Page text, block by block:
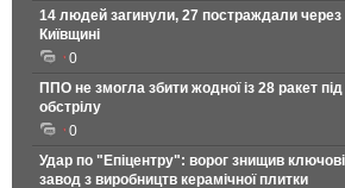
14 людей загинули, 27 постраждали через
Київщині
0
ППО не змогла збити жодної із 28 ракет
обстрілу
0
Удар по "Епіцентру": ворог знищив ключові
завод з виробництв керамічної плитки